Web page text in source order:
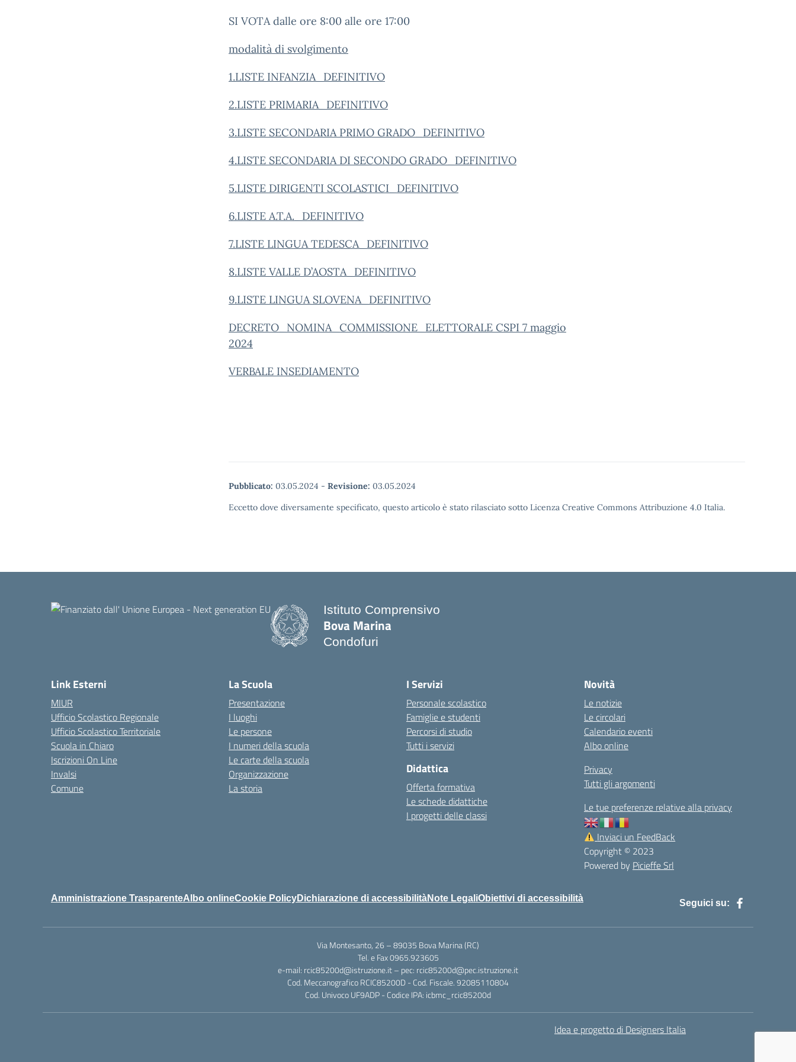
SI VOTA dalle ore 8:00 alle ore 17:00
modalità di svolgimento
1.LISTE INFANZIA_DEFINITIVO
2.LISTE PRIMARIA_DEFINITIVO
3.LISTE SECONDARIA PRIMO GRADO_DEFINITIVO
4.LISTE SECONDARIA DI SECONDO GRADO_DEFINITIVO
5.LISTE DIRIGENTI SCOLASTICI_DEFINITIVO
6.LISTE A.T.A._DEFINITIVO
7.LISTE LINGUA TEDESCA_DEFINITIVO
8.LISTE VALLE D’AOSTA_DEFINITIVO
9.LISTE LINGUA SLOVENA_DEFINITIVO
DECRETO_NOMINA_COMMISSIONE_ELETTORALE CSPI 7 maggio
2024
VERBALE INSEDIAMENTO
Pubblicato: 03.05.2024 - Revisione: 03.05.2024
Eccetto dove diversamente specificato, questo articolo è stato rilasciato sotto Licenza Creative Commons Attribuzione 4.0 Italia.
Istituto Comprensivo
Bova Marina
Condofuri
Link Esterni
MIUR
Ufficio Scolastico Regionale
Ufficio Scolastico Territoriale
Scuola in Chiaro
Iscrizioni On Line
Invalsi
Comune
La Scuola
Presentazione
I luoghi
Le persone
I numeri della scuola
Le carte della scuola
Organizzazione
La storia
I Servizi
Personale scolastico
Famiglie e studenti
Percorsi di studio
Tutti i servizi
Didattica
Offerta formativa
Le schede didattiche
I progetti delle classi
Novità
Le notizie
Le circolari
Calendario eventi
Albo online
Privacy
Tutti gli argomenti
Le tue preferenze relative alla privacy
Inviaci un FeedBack
Copyright © 2023
Powered by Picieffe Srl
Amministrazione TrasparenteAlbo onlineCookie PolicyDichiarazione di accessibilitàNote LegaliObiettivi di accessibilità Seguici su:
Via Montesanto, 26 – 89035 Bova Marina (RC)
Tel. e Fax 0965.923605
e-mail: rcic85200d@istruzione.it – pec: rcic85200d@pec.istruzione.it
Cod. Meccanografico RCIC85200D - Cod. Fiscale. 92085110804
Cod. Univoco UF9ADP - Codice IPA: icbmc_rcic85200d
Idea e progetto di Designers Italia